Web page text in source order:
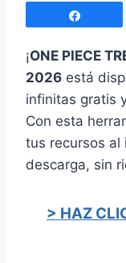
¡ONE PIECE
2026 está
infinitas gratis
Con esta
tus recursos al
descarga, sin
> HAZ